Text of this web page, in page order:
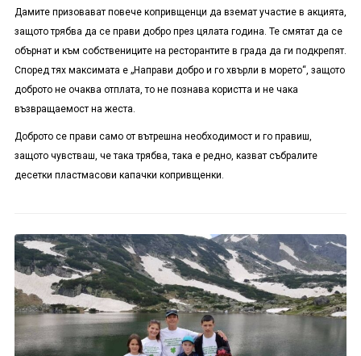
Дамите призовават повече копривщенци да вземат участие в акцията,
защото трябва да се прави добро през цялата година. Те смятат да се
обърнат и към собствениците на ресторантите в града да ги подкрепят.
Според тях максимата е „Направи добро и го хвърли в морето“, защото
доброто не очаква отплата, то не познава користта и не чака
възвращаемост на жеста.
Доброто се прави само от вътрешна необходимост и го правиш,
защото чувстваш, че така трябва, така е редно, казват събралите
десетки пластмасови капачки копривщенки.